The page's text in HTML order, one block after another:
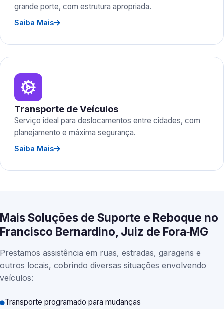
grande porte, com estrutura apropriada.
Saiba Mais
Transporte de Veículos
Serviço ideal para deslocamentos entre cidades, com
planejamento e máxima segurança.
Saiba Mais
Mais Soluções de Suporte e Reboque no
Francisco Bernardino, Juiz de Fora‑MG
Prestamos assistência em ruas, estradas, garagens e
outros locais, cobrindo diversas situações envolvendo
veículos:
Transporte programado para mudanças